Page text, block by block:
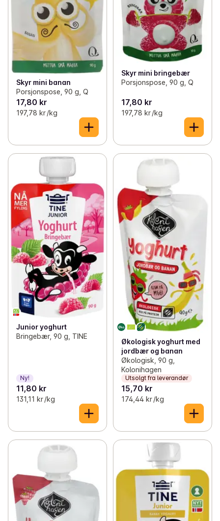
Skyr mini banan
Porsjonspose, 90 g, Q
17,80 kr
197,78 kr /kg
Skyr mini bringebær
Porsjonspose, 90 g, Q
17,80 kr
197,78 kr /kg
Junior yoghurt
Bringebær, 90 g, TINE
Ny!
11,80 kr
131,11 kr /kg
Økologisk yoghurt med
jordbær og banan
Økologisk, 90 g,
Kolonihagen
Utsolgt fra leverandør
15,70 kr
174,44 kr /kg